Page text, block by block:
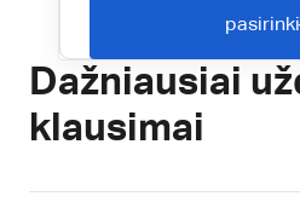
Dažniausiai
klausimai